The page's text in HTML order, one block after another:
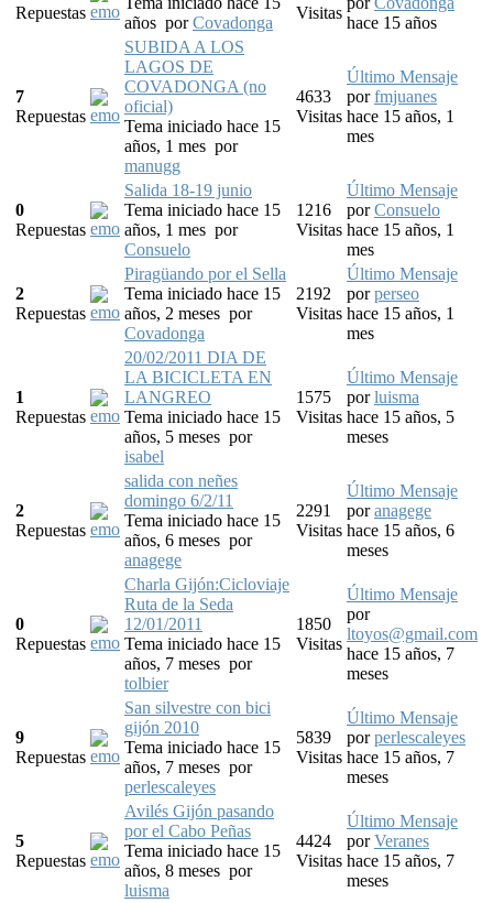
Repuestas
años porCovadonga
Visitas
hace 15 años
7
Repuestas
SUBIDA A LOS
LAGOS DE
COVADONGA (no
oficial)
Tema iniciado hace 15
años, 1 mes por
manugg
4633
Visitas
Último Mensaje
porfmjuanes
hace 15 años, 1
mes
0
Repuestas
Salida 18-19 junio
Tema iniciado hace 15
años, 1 mes por
Consuelo
1216
Visitas
Último Mensaje
porConsuelo
hace 15 años, 1
mes
2
Repuestas
Piragüando por el Sella
Tema iniciado hace 15
años, 2 meses por
Covadonga
2192
Visitas
Último Mensaje
porperseo
hace 15 años, 1
mes
1
Repuestas
20/02/2011 DIA DE
LA BICICLETA EN
LANGREO
Tema iniciado hace 15
años, 5 meses por
isabel
1575
Visitas
Último Mensaje
porluisma
hace 15 años, 5
meses
2
Repuestas
salida con neñes
domingo 6/2/11
Tema iniciado hace 15
años, 6 meses por
anagege
2291
Visitas
Último Mensaje
poranagege
hace 15 años, 6
meses
0
Repuestas
Charla Gijón:Cicloviaje
Ruta de la Seda
12/01/2011
Tema iniciado hace 15
años, 7 meses por
tolbier
1850
Visitas
Último Mensaje
por
ltoyos@gmail.com
hace 15 años, 7
meses
9
Repuestas
San silvestre con bici
gijón 2010
Tema iniciado hace 15
años, 7 meses por
perlescaleyes
5839
Visitas
Último Mensaje
porperlescaleyes
hace 15 años, 7
meses
5
Repuestas
Avilés Gijón pasando
por el Cabo Peñas
Tema iniciado hace 15
años, 8 meses por
luisma
4424
Visitas
Último Mensaje
porVeranes
hace 15 años, 7
meses